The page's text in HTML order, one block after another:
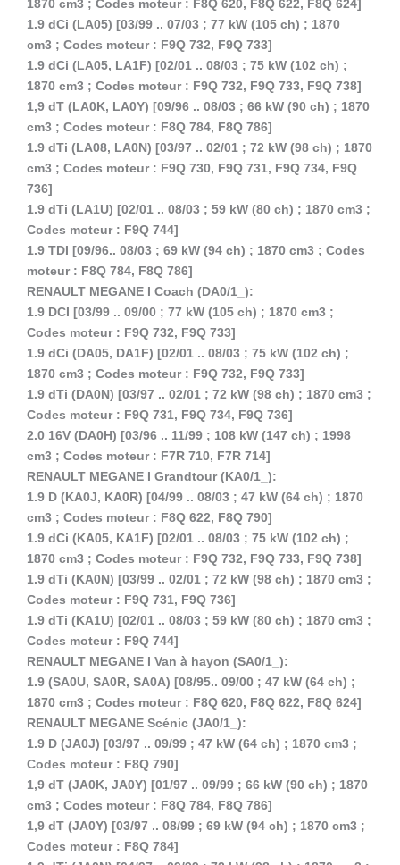
1870 cm3 ; Codes moteur : F8Q 620, F8Q 622, F8Q 624]
1.9 dCi (LA05) [03/99 .. 07/03 ; 77 kW (105 ch) ; 1870
cm3 ; Codes moteur : F9Q 732, F9Q 733]
1.9 dCi (LA05, LA1F) [02/01 .. 08/03 ; 75 kW (102 ch) ;
1870 cm3 ; Codes moteur : F9Q 732, F9Q 733, F9Q 738]
1,9 dT (LA0K, LA0Y) [09/96 .. 08/03 ; 66 kW (90 ch) ; 1870
cm3 ; Codes moteur : F8Q 784, F8Q 786]
1.9 dTi (LA08, LA0N) [03/97 .. 02/01 ; 72 kW (98 ch) ; 1870
cm3 ; Codes moteur : F9Q 730, F9Q 731, F9Q 734, F9Q
736]
1.9 dTi (LA1U) [02/01 .. 08/03 ; 59 kW (80 ch) ; 1870 cm3 ;
Codes moteur : F9Q 744]
1.9 TDI [09/96.. 08/03 ; 69 kW (94 ch) ; 1870 cm3 ; Codes
moteur : F8Q 784, F8Q 786]
RENAULT MEGANE I Coach (DA0/1_):
1.9 DCI [03/99 .. 09/00 ; 77 kW (105 ch) ; 1870 cm3 ;
Codes moteur : F9Q 732, F9Q 733]
1.9 dCi (DA05, DA1F) [02/01 .. 08/03 ; 75 kW (102 ch) ;
1870 cm3 ; Codes moteur : F9Q 732, F9Q 733]
1.9 dTi (DA0N) [03/97 .. 02/01 ; 72 kW (98 ch) ; 1870 cm3 ;
Codes moteur : F9Q 731, F9Q 734, F9Q 736]
2.0 16V (DA0H) [03/96 .. 11/99 ; 108 kW (147 ch) ; 1998
cm3 ; Codes moteur : F7R 710, F7R 714]
RENAULT MEGANE I Grandtour (KA0/1_):
1.9 D (KA0J, KA0R) [04/99 .. 08/03 ; 47 kW (64 ch) ; 1870
cm3 ; Codes moteur : F8Q 622, F8Q 790]
1.9 dCi (KA05, KA1F) [02/01 .. 08/03 ; 75 kW (102 ch) ;
1870 cm3 ; Codes moteur : F9Q 732, F9Q 733, F9Q 738]
1.9 dTi (KA0N) [03/99 .. 02/01 ; 72 kW (98 ch) ; 1870 cm3 ;
Codes moteur : F9Q 731, F9Q 736]
1.9 dTi (KA1U) [02/01 .. 08/03 ; 59 kW (80 ch) ; 1870 cm3 ;
Codes moteur : F9Q 744]
RENAULT MEGANE I Van à hayon (SA0/1_):
1.9 (SA0U, SA0R, SA0A) [08/95.. 09/00 ; 47 kW (64 ch) ;
1870 cm3 ; Codes moteur : F8Q 620, F8Q 622, F8Q 624]
RENAULT MEGANE Scénic (JA0/1_):
1.9 D (JA0J) [03/97 .. 09/99 ; 47 kW (64 ch) ; 1870 cm3 ;
Codes moteur : F8Q 790]
1,9 dT (JA0K, JA0Y) [01/97 .. 09/99 ; 66 kW (90 ch) ; 1870
cm3 ; Codes moteur : F8Q 784, F8Q 786]
1,9 dT (JA0Y) [03/97 .. 08/99 ; 69 kW (94 ch) ; 1870 cm3 ;
Codes moteur : F8Q 784]